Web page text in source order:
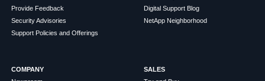
Provide Feedback
Security Advisories
Support Policies and Offerings
Digital Support Blog
NetApp Neighborhood
COMPANY
SALES